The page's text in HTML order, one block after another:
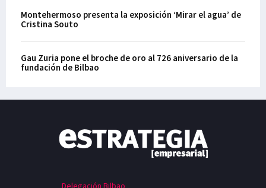
Montehermoso presenta la exposición ‘Mirar el agua’ de
Cristina Souto
Gau Zuria pone el broche de oro al 726 aniversario de la
fundación de Bilbao